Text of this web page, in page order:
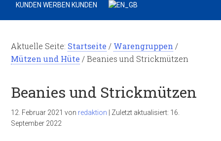
KUNDEN WERBEN KUNDEN
Aktuelle Seite: Startseite / Warengruppen /
Mützen und Hüte /Beanies und Strickmützen
Beanies und Strickmützen
12. Februar 2021 von redaktion Zuletzt aktualisiert: 16.
September 2022